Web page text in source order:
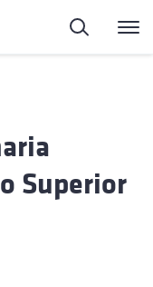
Pesquisa
Superior